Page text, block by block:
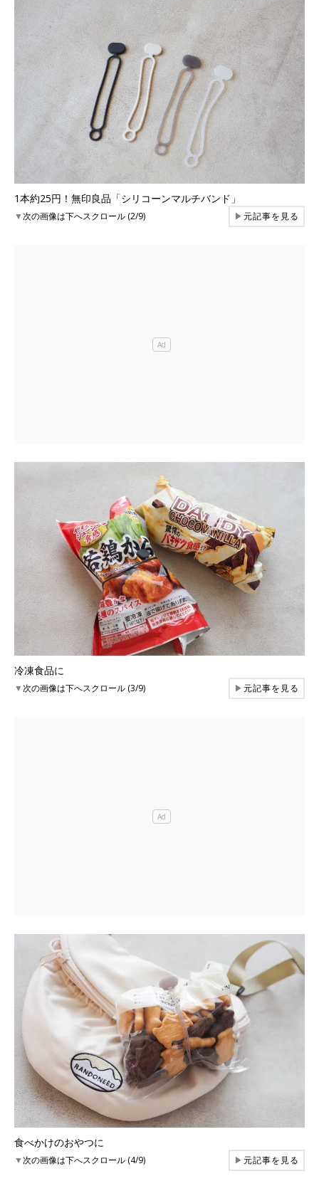
1本約25円！無印良品「シリコーンマルチバンド」
▼次の画像は下へスクロール (2/9) ▶元記事を見る
冷凍食品に
▼次の画像は下へスクロール (3/9) ▶元記事を見る
食べかけのおやつに
▼次の画像は下へスクロール (4/9) ▶元記事を見る